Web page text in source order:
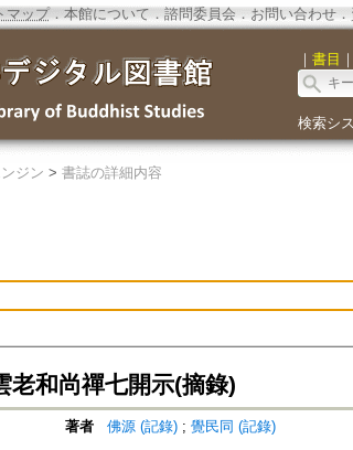
マップ．本館について ． 諮問委員会． お問い合わせ．
｜ 書目 ｜
検索シ
ジン > 書誌の詳細内容
老和尚禪七開示(摘錄)
著者 佛源 (記錄); 覺民同 (記錄)